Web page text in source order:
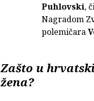
Puhlovski,
Nagradom
polemičara
Zašto u
žena?